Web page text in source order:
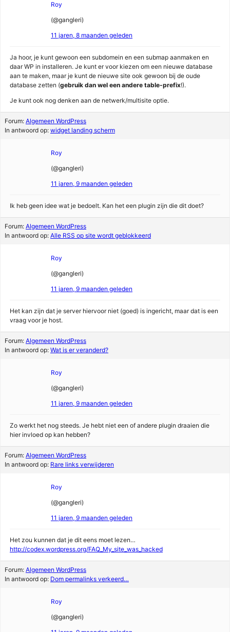
Roy
(@gangleri)
11 jaren, 8 maanden geleden
Ja hoor, je kunt gewoon een subdomein en een submap aanmaken en
daar WP in installeren. Je kunt er voor kiezen om een nieuwe database
aan te maken, maar je kunt de nieuwe site ook gewoon bij de oude
database zetten (gebruik dan wel een andere table-prefix!).
Je kunt ook nog denken aan de netwerk/multisite optie.
Forum: Algemeen WordPress
In antwoord op: widget landing scherm
Roy
(@gangleri)
11 jaren, 9 maanden geleden
Ik heb geen idee wat je bedoelt. Kan het een plugin zijn die dit doet?
Forum: Algemeen WordPress
In antwoord op: Alle RSS op site wordt geblokkeerd
Roy
(@gangleri)
11 jaren, 9 maanden geleden
Het kan zijn dat je server hiervoor niet (goed) is ingericht, maar dat is een
vraag voor je host.
Forum: Algemeen WordPress
In antwoord op: Wat is er veranderd?
Roy
(@gangleri)
11 jaren, 9 maanden geleden
Zo werkt het nog steeds. Je hebt niet een of andere plugin draaien die
hier invloed op kan hebben?
Forum: Algemeen WordPress
In antwoord op: Rare links verwijderen
Roy
(@gangleri)
11 jaren, 9 maanden geleden
Het zou kunnen dat je dit eens moet lezen…
http://codex.wordpress.org/FAQ_My_site_was_hacked
Forum: Algemeen WordPress
In antwoord op: Dom permalinks verkeerd…
Roy
(@gangleri)